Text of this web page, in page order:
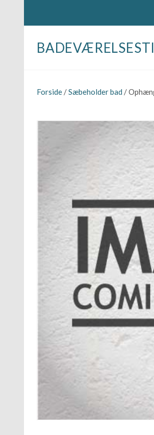
Forside /Sæbeholder bad /